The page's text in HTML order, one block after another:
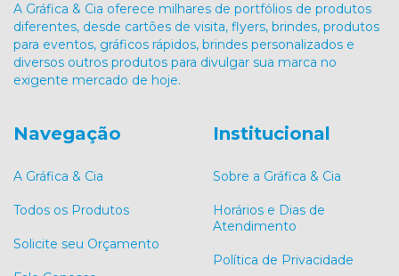
A Gráfica & Cia oferece milhares de portfólios de produtos
diferentes, desde cartões de visita, flyers, brindes, produtos
para eventos, gráficos rápidos, brindes personalizados e
diversos outros produtos para divulgar sua marca no
exigente mercado de hoje.
Navegação
A Gráfica & Cia
Todos os Produtos
Solicite seu Orçamento
Institucional
Sobre a Gráfica & Cia
Horários e Dias de
Atendimento
Política de Privacidade